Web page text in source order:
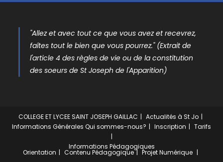
"Allez et avec tout ce que vous avez et recevrez,
faîtes tout le bien que vous pourrez." (Extrait de
l'article 4 des règles de vie ou de la constitution
des soeurs de St Joseph de l'Apparition)
COLLEGE ET LYCEE SAINT JOSEPH GAILLAC
Actualités à St Jo
Informations Générales Qui sommes-nous? Inscription Tarifs
Informations Pédagogiques
Orientation Contenu Pédagogique
Projet Numérique